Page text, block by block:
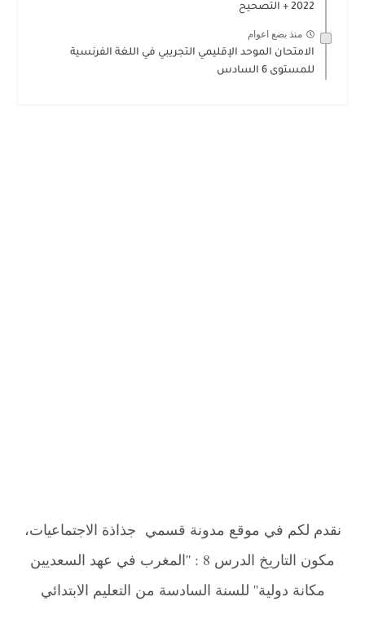
2022 + التصحيح
منذ بضع اعوام
الامتحان الموحد الإقليمي التجريبي في اللغة الفرنسية
للمستوى 6 السادس
نقدم لكم في موقع مدونة قسمي جذاذة الاجتماعيات،
مكون التاريخ الدرس 8 : ''المغرب في عهد السعديين
مكانة دولية'' للسنة السادسة من التعليم الابتدائي